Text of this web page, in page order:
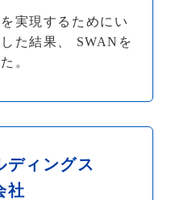
実現するためにい
た結果、 SWANを
。
ディングス
社